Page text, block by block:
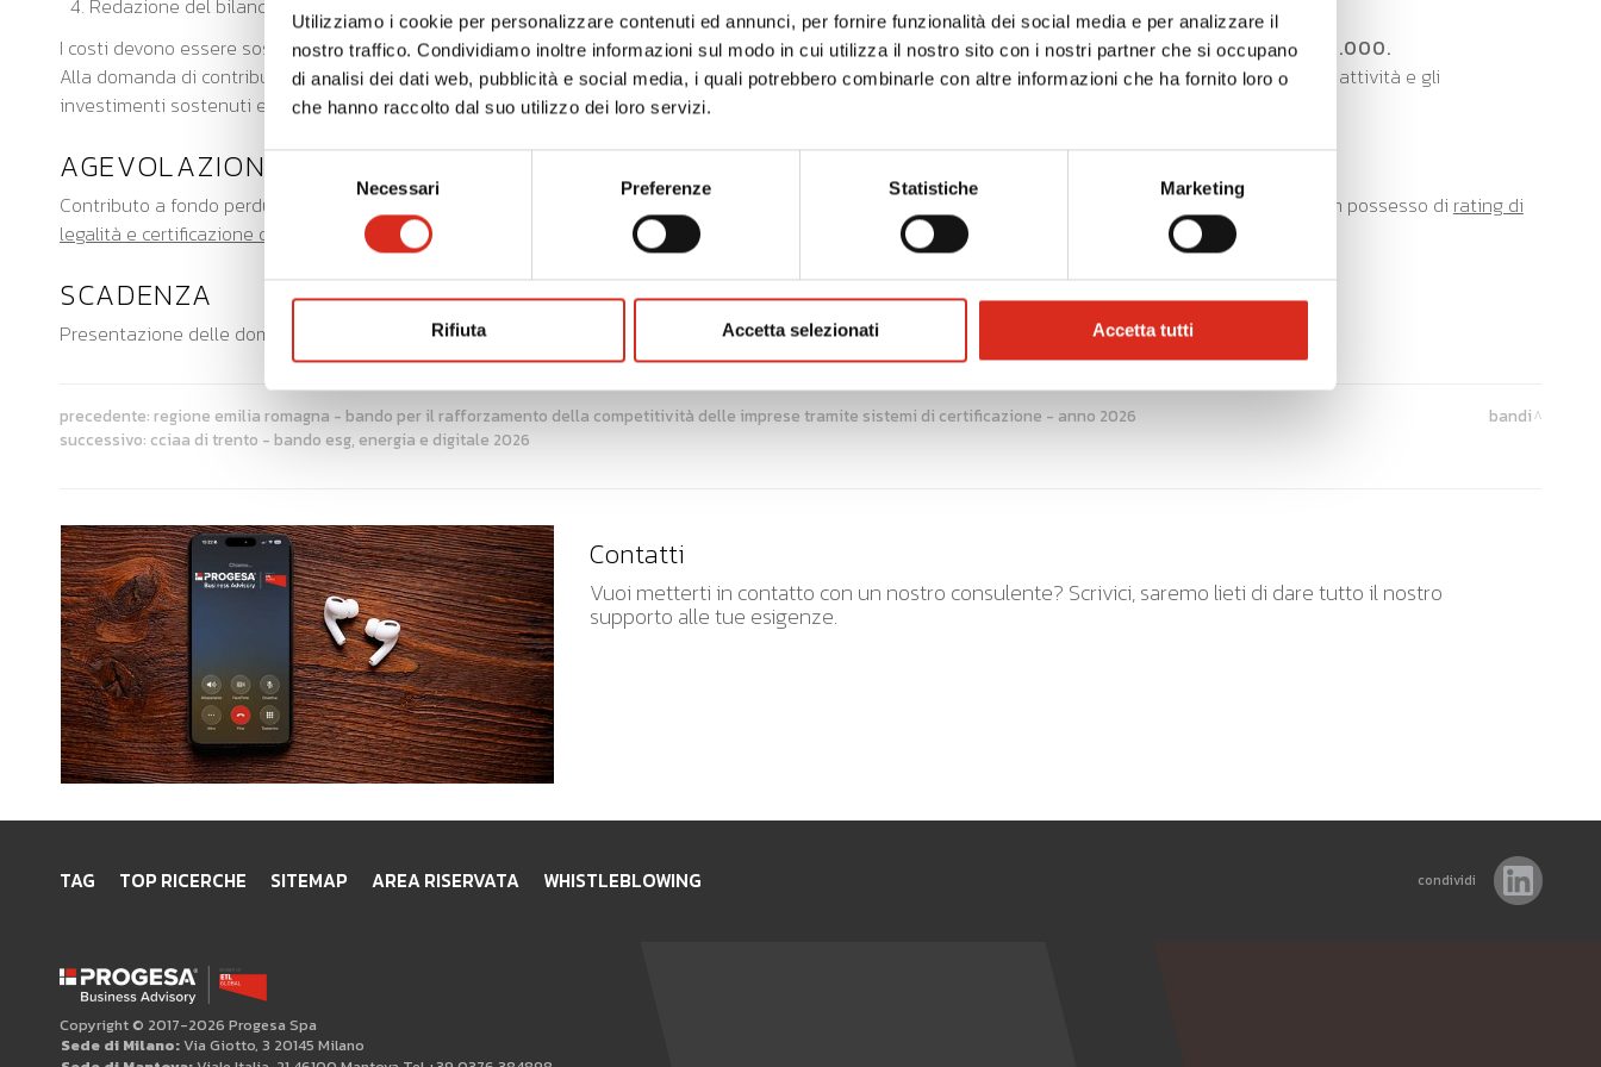
Utilizziamo i cookie per personalizzare contenuti ed annunci, per fornire funzionalità dei social media e per analizzare il
nostro traffico. Condividiamo inoltre informazioni sul modo in cui utilizza il nostro sito con i nostri partner che si occupano
di analisi dei dati web, pubblicità e social media, i quali potrebbero combinarle con altre informazioni che ha fornito loro o
che hanno raccolto dal suo utilizzo dei loro servizi.
Necessari Preferenze Statistiche Marketing
Rifiuta Accetta selezionati Accetta tutti
Redazione del bilancio di sostenibilità - dichiarazioni non finanziarie.
I costi devono essere sostenuti dalle imprese nel periododal 1°gennaio 2026 al 31 dicembre 2026.La spesa minima ammissibile è di € 2.000.
Alla domanda di contributo deve essere allegata una relazione conclusiva, redatta e sottoscritta digitalmente dal fornitore/consulente, che specifichi le attività e gli
investimenti sostenuti ed evidenzi, in particolare, il collegamento tra gli interventi completamente realizzati ed almeno una delle azioni di sui sopra.
AGEVOLAZIONE
Contributo a fondo perduto pari al 50%dei costi sostenuti, fino ad unmassimo di € 5.000. Sono riconosciute premialità aggiuntiveper le imprese in possesso di rating di
legalità e certificazione di parità di genere.
SCADENZA
Presentazione delle domande a partire dal 18 marzo 2026 al 29 gennaio 2027.
precedente: regione emilia romagna - bando per il rafforzamento della competitività delle imprese tramite sistemi di certificazione - anno 2026
successivo: cciaa di trento - bando esg, energia e digitale 2026
bandi
Contatti
Vuoi metterti in contatto con un nostro consulente? Scrivici, saremo lieti di dare tutto il nostro
supporto alle tue esigenze.
TAG TOP RICERCHE SITEMAP AREA RISERVATA WHISTLEBLOWING condividi
Copyright © 2017-2026 Progesa Spa
Sede di Milano:Via Giotto, 3 20145 Milano